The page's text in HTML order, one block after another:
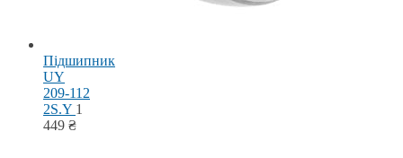
Підшипник
UY
209-112
2S.Y 1
449 ₴